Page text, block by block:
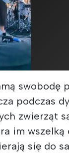
swobodę
podczas
zwierząt
im wszelką
się do